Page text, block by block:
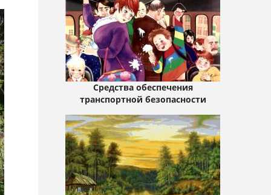
Средства обеспечения
транспортной безопасности